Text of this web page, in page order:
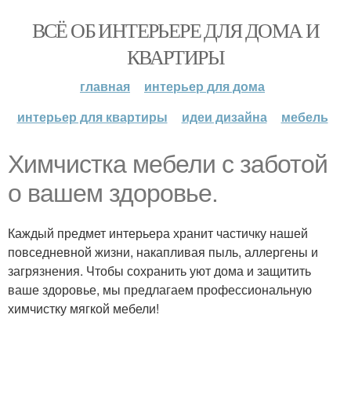
ВСЁ ОБ ИНТЕРЬЕРЕ ДЛЯ ДОМА И
КВАРТИРЫ
главная
интерьер для дома
интерьер для квартиры
идеи дизайна мебель
Химчистка мебели с заботой
о вашем здоровье.
Каждый предмет интерьера хранит частичку нашей
повседневной жизни, накапливая пыль, аллергены и
загрязнения. Чтобы сохранить уют дома и защитить
ваше здоровье, мы предлагаем профессиональную
химчистку мягкой мебели!